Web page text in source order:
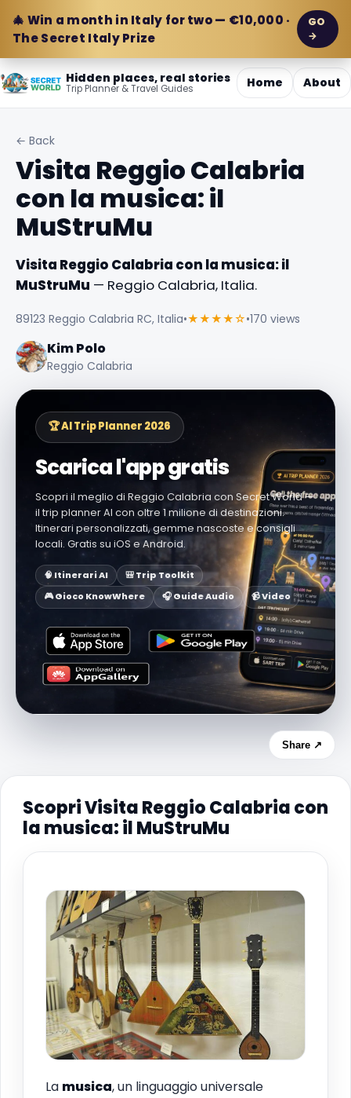
🎄 Win a month in Italy for two — €10,000 ·
The Secret Italy Prize
GO
→
Hidden places, real stories
Trip Planner & Travel Guides Home About
← Back
Visita Reggio Calabria
con la musica: il
MuStruMu
Visita Reggio Calabria con la musica: il
MuStruMu — Reggio Calabria, Italia.
89123 Reggio Calabria RC, Italia•★★★★☆•170 views
Kim Polo
Reggio Calabria
🏆 AI Trip Planner 2026
Scarica l'app gratis
Scopri il meglio di Reggio Calabria con Secret World —
il trip planner AI con oltre 1 milione di destinazioni.
Itinerari personalizzati, gemme nascoste e consigli
locali. Gratis su iOS e Android.
🧠 Itinerari AI
🎒 Trip Toolkit
🎮 Gioco KnowWhere
🎧 Guide Audio 📹 Video
Share ↗
Scopri Visita Reggio Calabria con
la musica: il MuStruMu
La musica, un linguaggio universale